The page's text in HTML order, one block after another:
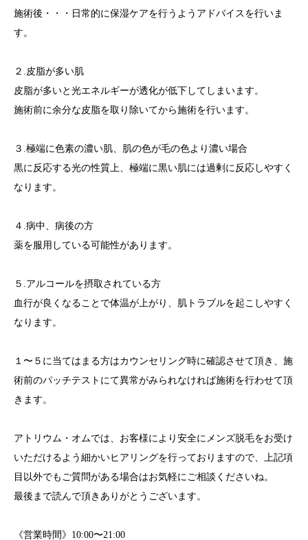
施術後・・・日常的に保湿ケアを行うようアドバイスを行いま
す。
２.皮脂が多い肌
皮脂が多いと光エネルギーが透化が低下してしまいます。
施術前に余分な皮脂を取り除いてから施術を行います。
３.極端に色素の濃い肌、肌の色が毛の色より濃い場合
黒に反応する光の性質上、極端に黒い肌には過剰に反応しやすく
なります。
４.病中、病後の方
薬を服用している可能性があります。
５.アルコールを摂取されている方
血行が良くなることで体温が上がり、肌トラブルを起こしやすく
なります。
１〜５に当てはまる方はカウンセリング時に確認させて頂き、施
術前のパッチテストにて異常がみられなければ施術を行わせて頂
きます。
アトリウム・オムでは、お客様により安全にメンズ脱毛をお受け
いただけるよう細かいヒアリングを行っておりますので、上記項
目以外でもご質問がある場合はお気軽にご相談くださいね。
最後まで読んで頂きありがとうございます。
《営業時間》10:00〜21:00